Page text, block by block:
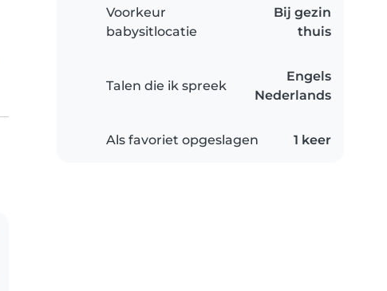
Voorkeur
babysitlocatie
Bij gezin
thuis
Talen die ik spreek
Engels
Nederlands
Als favoriet opgeslagen 1 keer